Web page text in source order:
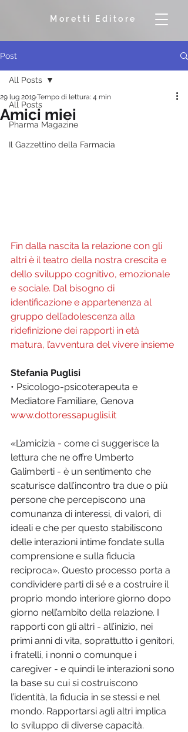
Moretti Editore
Post
All Posts
Pharma Magazine
Il Gazzettino della Farmacia
All Posts
Amici miei
29 lug 2019Tempo di lettura: 4 min
Fin dalla nascita la relazione con gli
altri è il teatro della nostra crescita e
dello sviluppo cognitivo, emozionale
e sociale. Dal bisogno di
identificazione e appartenenza al
gruppo dell’adolescenza alla
ridefinizione dei rapporti in età
matura, l’avventura del vivere insieme
Stefania Puglisi
• Psicologo-psicoterapeuta e
Mediatore Familiare, Genova
www.dottoressapuglisi.it
«L’amicizia - come ci suggerisce la
lettura che ne offre Umberto
Galimberti - è un sentimento che
scaturisce dall’incontro tra due o più
persone che percepiscono una
comunanza di interessi, di valori, di
ideali e che per questo stabiliscono
delle interazioni intime fondate sulla
comprensione e sulla fiducia
reciproca». Questo processo porta a
condividere parti di sé e a costruire il
proprio mondo interiore giorno dopo
giorno nell’ambito della relazione. I
rapporti con gli altri - all’inizio, nei
primi anni di vita, soprattutto i genitori,
i fratelli, i nonni o comunque i
caregiver - e quindi le interazioni sono
la base su cui si costruiscono
l’identità, la fiducia in se stessi e nel
mondo. Rapportarsi agli altri implica
lo sviluppo di diverse capacità.